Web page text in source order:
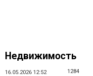
Недвижимость
16.05.2026 12:52 1284